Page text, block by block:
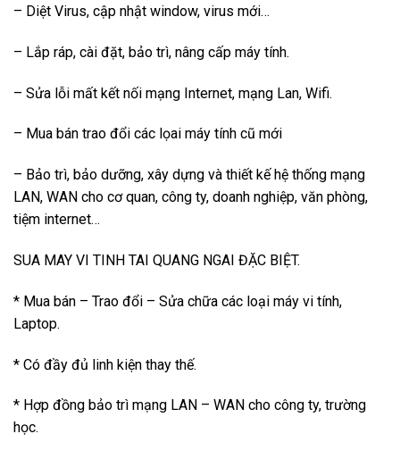
– Diệt Virus, cập nhật window, virus mới…
– Lắp ráp, cài đặt, bảo trì, nâng cấp máy tính.
– Sửa lỗi mất kết nối mạng Internet, mạng Lan, Wifi.
– Mua bán trao đổi các lọai máy tính cũ mới
– Bảo trì, bảo dưỡng, xây dựng và thiết kế hệ thống mạng
LAN, WAN cho cơ quan, công ty, doanh nghiệp, văn phòng,
tiệm internet…
SUA MAY VI TINH TAI QUANG NGAI ĐẶC BIỆT.
* Mua bán – Trao đổi – Sửa chữa các loại máy vi tính,
Laptop.
* Có đầy đủ linh kiện thay thế.
* Hợp đồng bảo trì mạng LAN – WAN cho công ty, trường
học.